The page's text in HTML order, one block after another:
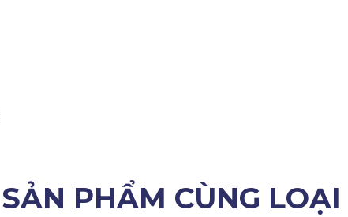
SẢN PHẨM CÙNG LOẠI